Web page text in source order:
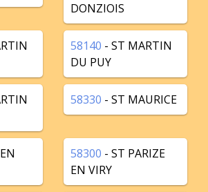
DONZIOIS
58140 - ST MARTIN
DU PUY
58330 - ST MAURICE
58300 - ST PARIZE
EN VIRY